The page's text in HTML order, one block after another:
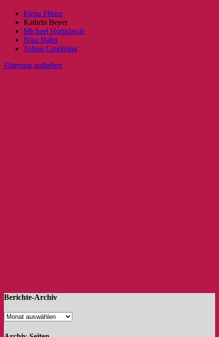
Elena Pfister
Kathrin Beyer
Michael Horndasch
Nina Hahn
Tobias Gmöhling
Filterung aufheben
Berichte-Archiv